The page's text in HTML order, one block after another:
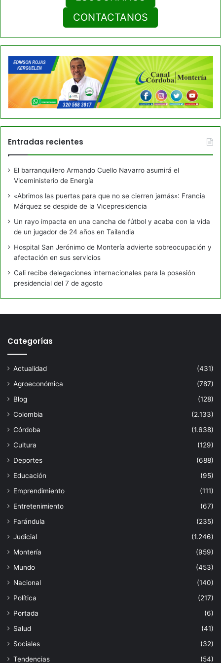
CONTACTANOS
Entradas recientes
El barranquillero Armando Cuello Navarro asumirá el
Viceministerio de Energía
«Abrimos las puertas para que no se cierren jamás»: Francia
Márquez se despide de la Vicepresidencia
Un rayo impacta en una cancha de fútbol y acaba con la vida
de un jugador de 24 años en Tailandia
Hospital San Jerónimo de Montería advierte sobreocupación y
afectación en sus servicios
Cali recibe delegaciones internacionales para la posesión
presidencial del 7 de agosto
Categorías
Actualidad
(431)
Agroeconómica
(787)
Blog
(128)
Colombia
(2.133)
Córdoba
(1.638)
Cultura
(129)
Deportes
(688)
Educación
(95)
Emprendimiento
(111)
Entretenimiento
(67)
Farándula
(235)
Judicial
(1.246)
Montería
(959)
Mundo
(453)
Nacional
(140)
Política
(217)
Portada
(6)
Salud
(41)
Sociales
(32)
Tendencias
(54)